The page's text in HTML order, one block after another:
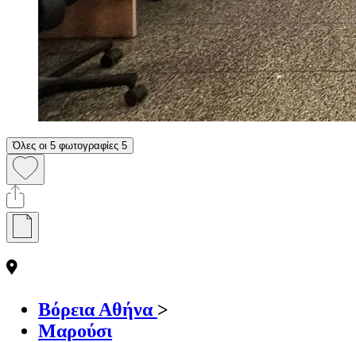
Όλες οι 5 φωτογραφίες 5
Βόρεια Αθήνα >
Μαρούσι